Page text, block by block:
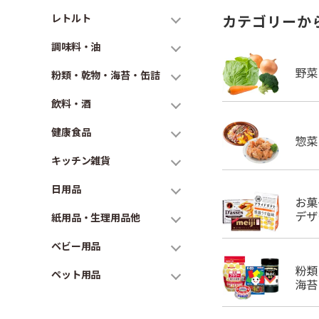
レトルト
調味料・油
粉類・乾物・海苔・缶詰
飲料・酒
健康食品
キッチン雑貨
日用品
紙用品・生理用品他
ベビー用品
ペット用品
カテゴリーか